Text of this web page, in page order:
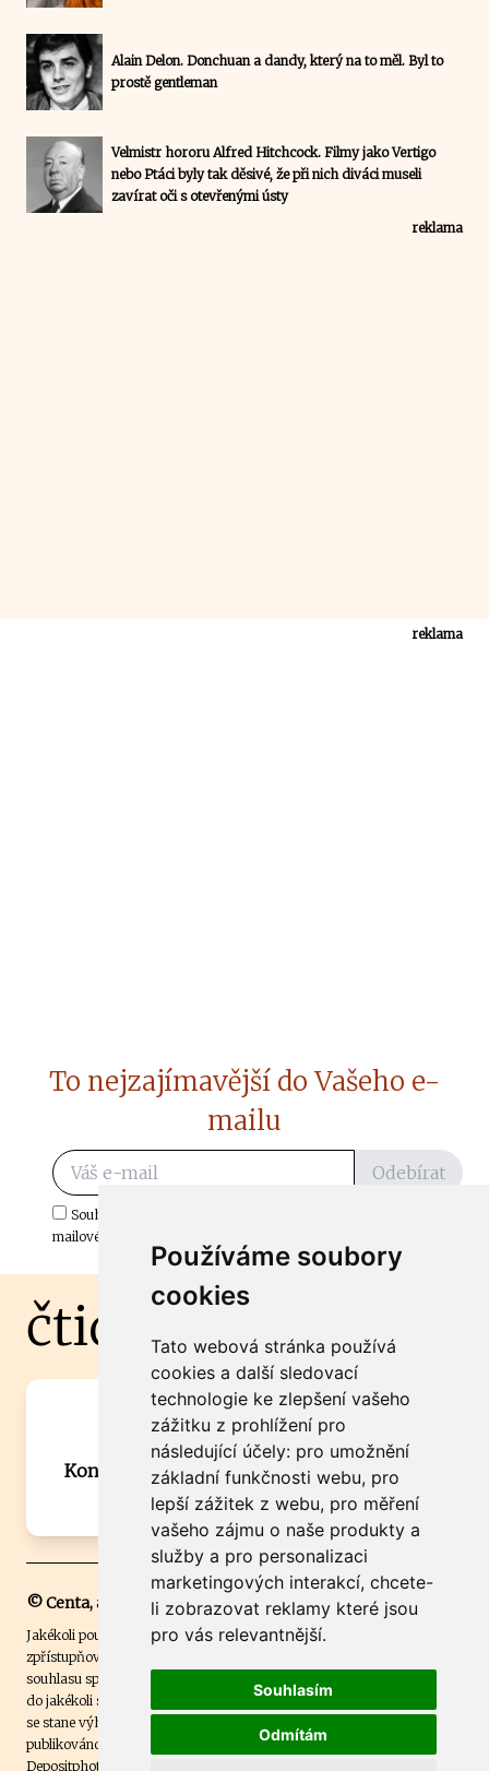
Používáme soubory
cookies
Tato webová stránka používá
cookies a další sledovací
technologie ke zlepšení vašeho
zážitku z prohlížení pro
následující účely: pro umožnění
základní funkčnosti webu, pro
lepší zážitek z webu, pro měření
vašeho zájmu o naše produkty a
služby a pro personalizaci
marketingových interakcí, chcete-
li zobrazovat reklamy které jsou
pro vás relevantnější.
Souhlasím
Odmítám
Alain Delon. Donchuan a dandy, který na to měl. Byl to
prostě gentleman
Velmistr hororu Alfred Hitchcock. Filmy jako Vertigo
nebo Ptáci byly tak děsivé, že při nich diváci museli
zavírat oči s otevřenými ústy
reklama
reklama
To nejzajímavější do Vašeho e-
mailu
Odebírat
Souhlasím s odběrem důležitých zpráv ze ČtiDoma.cz do mé e-
mailové schránky.
čtidoma.cz
Máte zajímavou informaci? Chcete
spolupracovat?
Kontaktujte šéfredaktora Martina Chalupu:
chalupa@ctidoma.cz
© Centa, a.s.
Jakékoli použití obsahu včetně převzetí, šíření či dalšího užití a
zpřístupňování textových či obrazových materiálů bez písemného
souhlasu společnosti Centa,a.s. je zakázáno. Čtenář svým přihlášením
do jakékoli soutěže na našem webu dává souhlas s tím, že v případě, že
se stane výhercem této soutěže, může být jeho jméno na webu
publikováno. Centa, a.s. využívala licenci ČTK a využívá fotografie z
Depositphotos